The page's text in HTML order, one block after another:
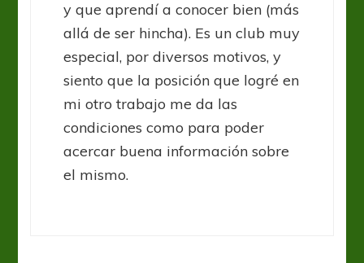
y que aprendí a conocer bien (más
allá de ser hincha). Es un club muy
especial, por diversos motivos, y
siento que la posición que logré en
mi otro trabajo me da las
condiciones como para poder
acercar buena información sobre
el mismo.